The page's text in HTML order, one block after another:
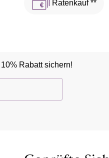
Ratenkauf **
Rabatt sichern!